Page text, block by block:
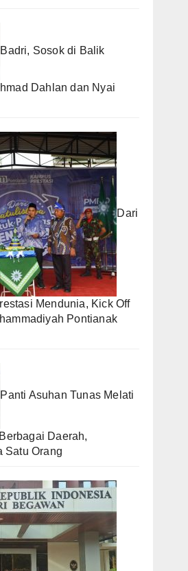
Badri, Sosok di Balik
Dahlan dan Nyai
Dari
Mendunia, Kick Off
Pontianak
Panti Asuhan Tunas Melati
Daerah,
Satu Orang